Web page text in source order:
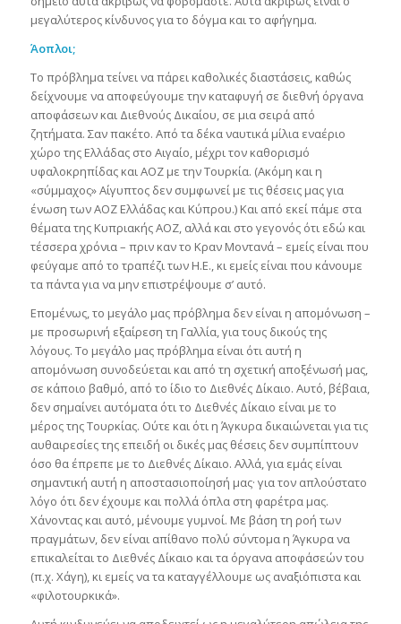
μεγαλύτερος κίνδυνος για το δόγμα και το αφήγημα.
Άοπλοι;
Το πρόβλημα τείνει να πάρει καθολικές διαστάσεις, καθώς
δείχνουμε να αποφεύγουμε την καταφυγή σε διεθνή όργανα
αποφάσεων και Διεθνούς Δικαίου, σε μια σειρά από
ζητήματα. Σαν πακέτο. Από τα δέκα ναυτικά μίλια εναέριο
χώρο της Ελλάδας στο Αιγαίο, μέχρι τον καθορισμό
υφαλοκρηπίδας και ΑΟΖ με την Τουρκία. (Ακόμη και η
«σύμμαχος» Αίγυπτος δεν συμφωνεί με τις θέσεις μας για
ένωση των ΑΟΖ Ελλάδας και Κύπρου.) Και από εκεί πάμε στα
θέματα της Κυπριακής ΑΟΖ, αλλά και στο γεγονός ότι εδώ και
τέσσερα χρόνια – πριν καν το Κραν Μοντανά – εμείς είναι που
φεύγαμε από το τραπέζι των Η.Ε., κι εμείς είναι που κάνουμε
τα πάντα για να μην επιστρέψουμε σ’ αυτό.
Επομένως, το μεγάλο μας πρόβλημα δεν είναι η απομόνωση –
με προσωρινή εξαίρεση τη Γαλλία, για τους δικούς της
λόγους. Το μεγάλο μας πρόβλημα είναι ότι αυτή η
απομόνωση συνοδεύεται και από τη σχετική αποξένωσή μας,
σε κάποιο βαθμό, από το ίδιο το Διεθνές Δίκαιο. Αυτό, βέβαια,
δεν σημαίνει αυτόματα ότι το Διεθνές Δίκαιο είναι με το
μέρος της Τουρκίας. Ούτε και ότι η Άγκυρα δικαιώνεται για τις
αυθαιρεσίες της επειδή οι δικές μας θέσεις δεν συμπίπτουν
όσο θα έπρεπε με το Διεθνές Δίκαιο. Αλλά, για εμάς είναι
σημαντική αυτή η αποστασιοποίησή μας· για τον απλούστατο
λόγο ότι δεν έχουμε και πολλά όπλα στη φαρέτρα μας.
Χάνοντας και αυτό, μένουμε γυμνοί. Με βάση τη ροή των
πραγμάτων, δεν είναι απίθανο πολύ σύντομα η Άγκυρα να
επικαλείται το Διεθνές Δίκαιο και τα όργανα αποφάσεών του
(π.χ. Χάγη), κι εμείς να τα καταγγέλλουμε ως αναξιόπιστα και
«φιλοτουρκικά».